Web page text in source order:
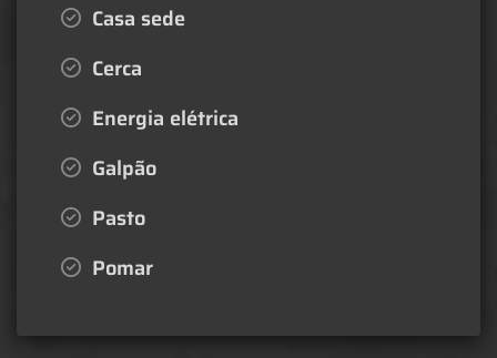
Casa sede
Cerca
Energia elétrica
Galpão
Pasto
Pomar